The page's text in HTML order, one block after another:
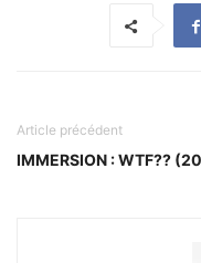
Article précédent
IMMERSION : WTF??